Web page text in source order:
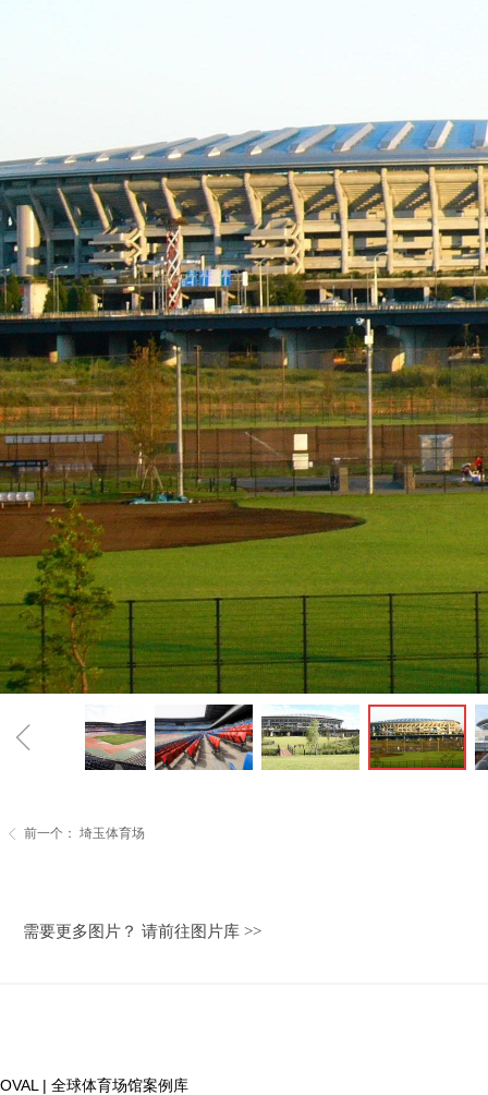
ꁆ
ꁣ 前一个： 埼玉体育场
需要更多图片？ 请前往图片库 >>
OVAL | 全球体育场馆案例库